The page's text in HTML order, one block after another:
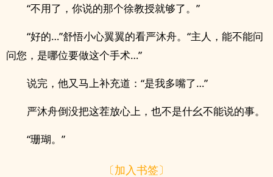
“不用了，你说的那个徐教授就够了。”
“好的…”舒悟小心翼翼的看严沐舟。“主人，能不能问
问您，是哪位要做这个手术…”
说完，他又马上补充道：“是我多嘴了…”
严沐舟倒没把这茬放心上，也不是什幺不能说的事。
“珊瑚。”
〔加入书签〕